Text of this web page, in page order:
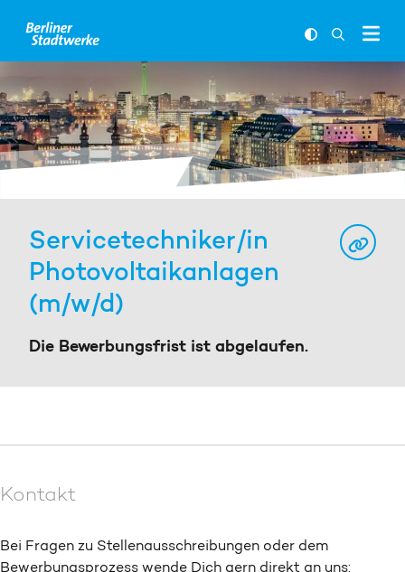
Servicetechniker/in
Photovoltaikanlagen
(m/w/d)
Die Bewerbungsfrist ist abgelaufen.
Kontakt
Bei Fragen zu Stellenausschreibungen oder dem
Bewerbungsprozess wende Dich gern direkt an uns: